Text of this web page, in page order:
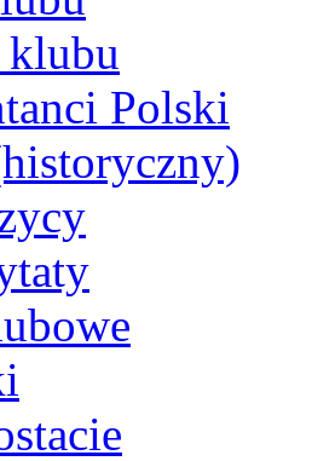
klubu
Polski